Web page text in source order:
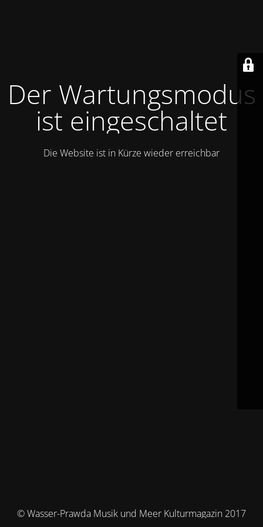
Der Wartungsmodus
ist eingeschaltet
Die Website ist in Kürze wieder erreichbar
© Wasser-Prawda Musik und Meer Kulturmagazin 2017